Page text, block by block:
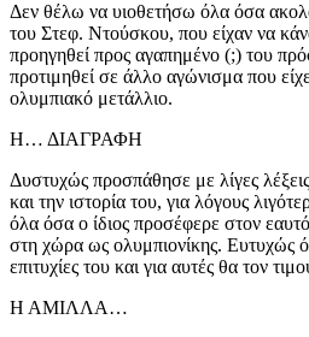
Δεν θέλω να υιοθετήσω όλα όσα
του Στεφ. Ντούσκου, που είχαν να
προηγηθεί προς αγαπημένο (;) του
προτιμηθεί σε άλλο αγώνισμα που
ολυμπιακό μετάλλιο.
Η… ΔΙΑΓΡΑΦΗ
Δυστυχώς προσπάθησε με λίγες
και την ιστορία του, για λόγους
όλα όσα ο ίδιος προσέφερε στον
στη χώρα ως ολυμπιονίκης. Ευτυχώς
επιτυχίες του και για αυτές θα τον
Η ΑΜΙΛΛΑ…